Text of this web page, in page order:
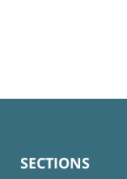
SECTIONS